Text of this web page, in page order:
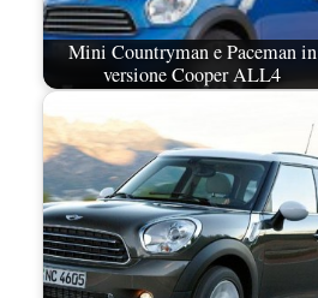
Mini Countryman e Paceman in
versione Cooper ALL4